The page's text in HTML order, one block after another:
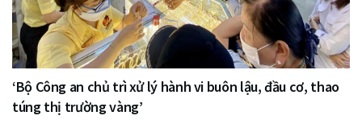
‘Bộ Công an chủ trì xử lý hành vi buôn lậu, đầu cơ, thao
túng thị trường vàng’